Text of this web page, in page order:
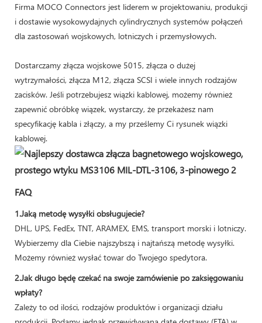
Firma MOCO Connectors jest liderem w projektowaniu, produkcji
i dostawie wysokowydajnych cylindrycznych systemów połączeń
dla zastosowań wojskowych, lotniczych i przemysłowych.
Dostarczamy złącza wojskowe 5015, złącza o dużej
wytrzymałości, złącza M12, złącza SCSI i wiele innych rodzajów
zacisków. Jeśli potrzebujesz wiązki kablowej, możemy również
zapewnić obróbkę wiązek, wystarczy, że przekażesz nam
specyfikację kabla i złączy, a my prześlemy Ci rysunek wiązki
kablowej.
FAQ
1.Jaką metodę wysyłki obsługujecie?
DHL, UPS, FedEx, TNT, ARAMEX, EMS, transport morski i lotniczy.
Wybierzemy dla Ciebie najszybszą i najtańszą metodę wysyłki.
Możemy również wysłać towar do Twojego spedytora.
2.Jak długo będę czekać na swoje zamówienie po zaksięgowaniu
wpłaty?
Zależy to od ilości, rodzajów produktów i organizacji działu